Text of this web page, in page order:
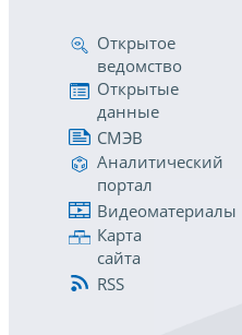
Открытое
ведомство
Открытые
данные
СМЭВ
Аналитический
портал
Видеоматериалы
Карта
сайта
RSS